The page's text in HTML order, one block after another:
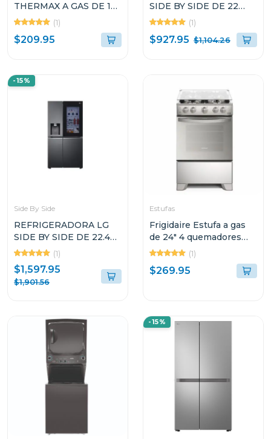
THERMAX A GAS DE 14L
JSD28
(1)
$209.95
SIDE BY SIDE DE 22
CUFT COLOR NEGRO
SMART INVERTER
VS25LQIK
(1)
$927.95 $1,104.26
-15%
Side By Side
REFRIGERADORA LG
SIDE BY SIDE DE 22.4P³
INSTAVIEW DOOR IN
DOOR CRAFT ICE
VS25XHWCB
(1)
$1,597.95
$1,901.56
Estufas
Frigidaire Estufa a gas
de 24" 4 quemadores
horno multifuncion
fkgn24c3
(1)
$269.95
-15%